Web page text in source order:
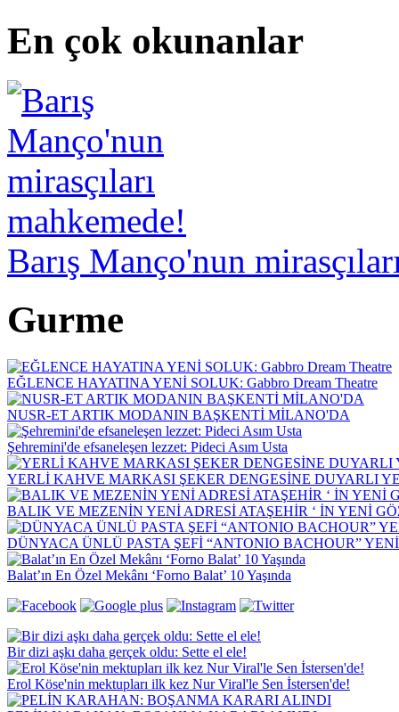
En çok okunanlar
Barış Manço'nun
Gurme
EĞLENCE HAYATINA YENİ SOLUK: Gabbro Dream Theatre
NUSR-ET ARTIK MODANIN BAŞKENTİ MİLANO'DA
Şehremini'de efsaneleşen lezzet: Pideci Asım Usta
YERLİ KAHVE MARKASI ŞEKER DENGESİNE DUYARLI
BALIK VE MEZENİN YENİ ADRESİ ATAŞEHİR ‘ İN YENİ
DÜNYACA ÜNLÜ PASTA ŞEFİ “ANTONIO BACHOUR”
Balat’ın En Özel Mekânı ‘Forno Balat’ 10 Yaşında
Bir dizi aşkı daha gerçek oldu: Sette el ele!
Erol Köse'nin mektupları ilk kez Nur Viral'le Sen İstersen'de!